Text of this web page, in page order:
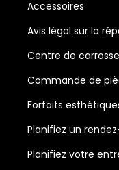
Accessoires
Avis légal sur la
Centre de
Commande de
Forfaits
Planifiez un
Planifiez votre